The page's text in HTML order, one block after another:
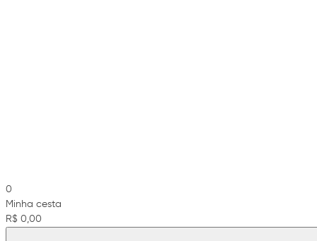
0
Minha cesta
R$ 0,00